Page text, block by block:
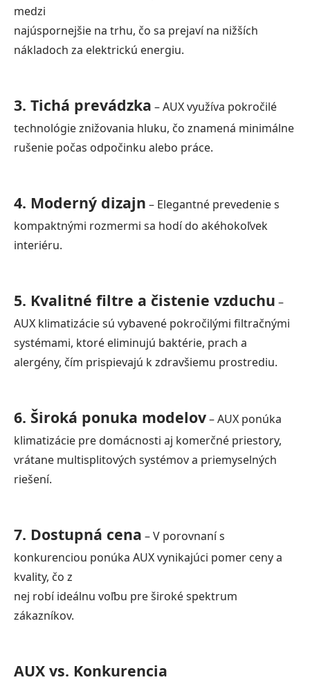
medzi
najúspornejšie na trhu, čo sa prejaví na nižších
nákladoch za elektrickú energiu.
3. Tichá prevádzka – AUX využíva pokročilé
technológie znižovania hluku, čo znamená minimálne
rušenie počas odpočinku alebo práce.
4. Moderný dizajn – Elegantné prevedenie s
kompaktnými rozmermi sa hodí do akéhokoľvek
interiéru.
5. Kvalitné filtre a čistenie vzduchu –
AUX klimatizácie sú vybavené pokročilými filtračnými
systémami, ktoré eliminujú baktérie, prach a
alergény, čím prispievajú k zdravšiemu prostrediu.
6. Široká ponuka modelov– AUX ponúka
klimatizácie pre domácnosti aj komerčné priestory,
vrátane multisplitových systémov a priemyselných
riešení.
7. Dostupná cena – V porovnaní s
konkurenciou ponúka AUX vynikajúci pomer ceny a
kvality, čo z
nej robí ideálnu voľbu pre široké spektrum
zákazníkov.
AUX vs. Konkurencia